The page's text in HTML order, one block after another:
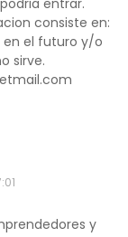
consiste en:
en el futuro y/o
sirve.
y